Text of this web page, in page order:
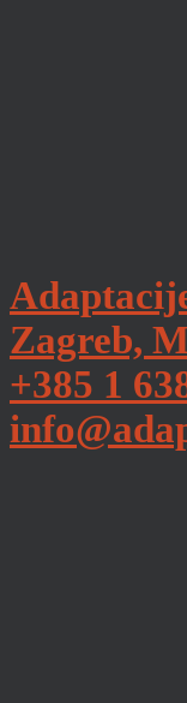
Zagreb,
+385 1